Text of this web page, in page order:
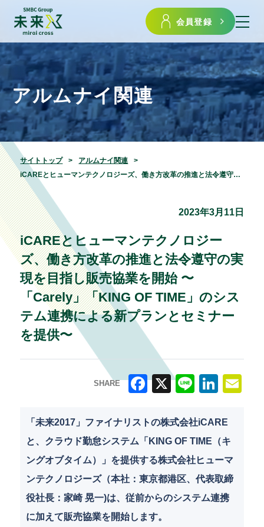
会員登録
アルムナイ関連
サイトトップ
アルムナイ関連
iCAREとヒューマンテクノロジーズ、働き方改革の推進と法令遵守の実現を目指し販売協業を開始 〜「Carely」「KING OF TIME」のシステム連携による新プランとセミナーを提供〜
2023年3月11日
iCAREとヒューマンテクノロジー
ズ、働き方改革の推進と法令遵守の実
現を目指し販売協業を開始 〜
「Carely」「KING OF TIME」のシス
テム連携による新プランとセミナー
を提供〜
SHARE
a
c
e
b
o
o
n
e
n
k
e
dI
n
m
ai
「未来2017」ファイナリストの株式会社iCARE
と、クラウド勤怠システム「KING OF TIME（キ
ングオブタイム）」を提供する株式会社ヒューマ
ンテクノロジーズ（本社：東京都港区、代表取締
役社長：家崎 晃一)は、従前からのシステム連携
に加えて販売協業を開始します。